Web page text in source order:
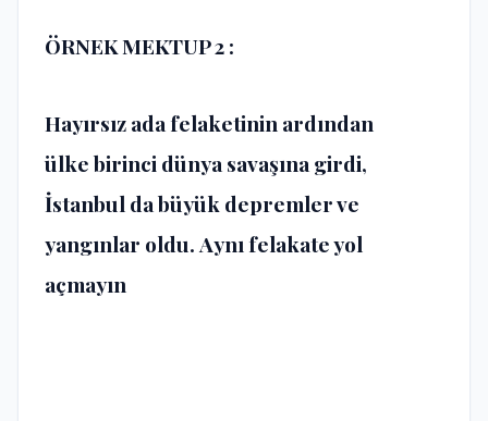
ÖRNEK MEKTUP 2 :
Hayırsız ada felaketinin ardından
ülke birinci dünya savaşına girdi,
İstanbul da büyük depremler ve
yangınlar oldu. Aynı felakate yol
açmayın